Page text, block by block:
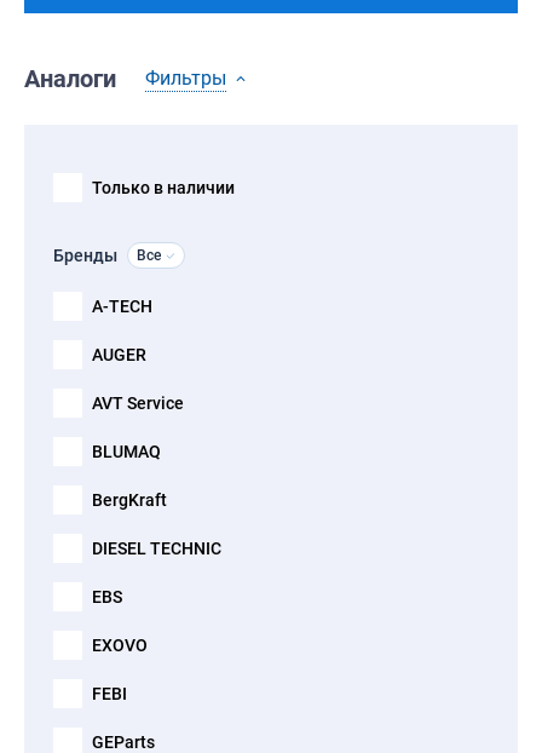
Аналоги Фильтры
Только в наличии
Бренды Все
A-TECH
AUGER
AVT Service
BLUMAQ
BergKraft
DIESEL TECHNIC
EBS
EXOVO
FEBI
GEParts